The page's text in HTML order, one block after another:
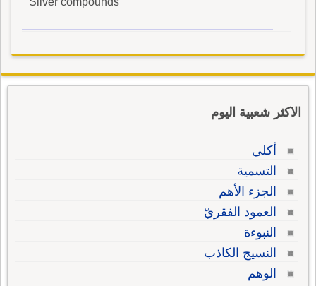
الاكثر شعبية اليوم
أكلي
التسمية
الجزء الأهم
العمود الفقريّ
النبوءة
النسيج الكاذب
الوهم